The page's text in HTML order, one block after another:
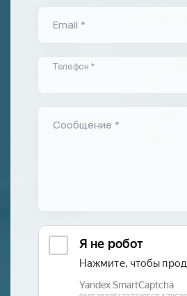
Email *
Телефон *
Сообщение *